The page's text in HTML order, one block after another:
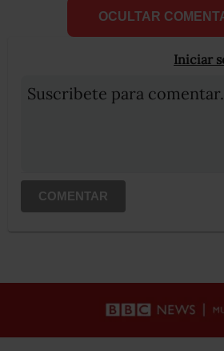
OCULTAR
Iniciar
Suscribete para
COMENTAR